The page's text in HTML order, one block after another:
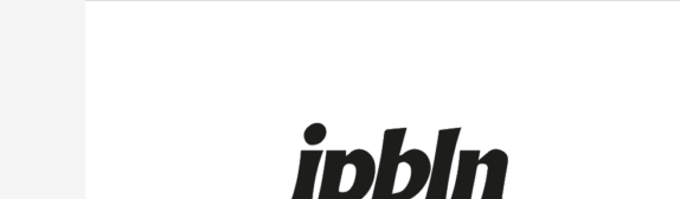
parasitología